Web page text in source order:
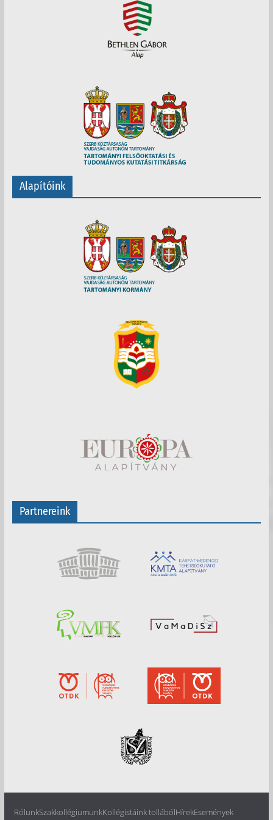
Alapítóink
Partnereink
RólunkSzakkollégiumunkKollégistáink tollábólHírekEsemények